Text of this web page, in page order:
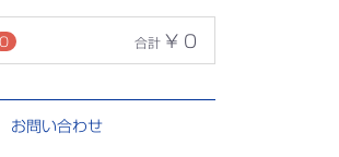
0 合計 ¥ 0
お問い合わせ